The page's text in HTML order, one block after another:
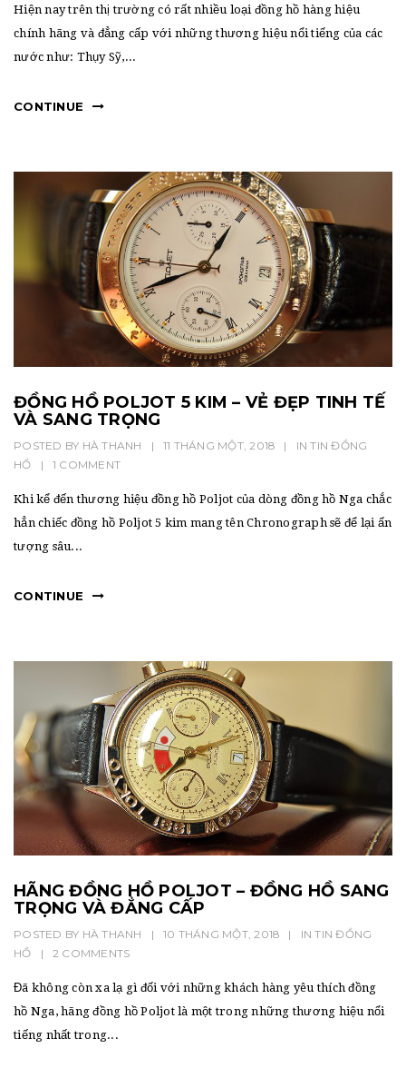
Hiện nay trên thị trường có rất nhiều loại đồng hồ hàng hiệu
chính hãng và đẳng cấp với những thương hiệu nổi tiếng của các
nước như: Thụy Sỹ,...
CONTINUE
ĐỒNG HỒ POLJOT 5 KIM – VẺ ĐẸP TINH TẾ
VÀ SANG TRỌNG
POSTED BY HÀ THANH | 11 THÁNG MỘT, 2018 | INTIN ĐỒNG
HỒ
| 1 COMMENT
Khi kể đến thương hiệu đồng hồ Poljot của dòng đồng hồ Nga chắc
hẳn chiếc đồng hồ Poljot 5 kim mang tên Chronograph sẽ để lại ấn
tượng sâu...
CONTINUE
HÃNG ĐỒNG HỒ POLJOT – ĐỒNG HỒ SANG
TRỌNG VÀ ĐẲNG CẤP
POSTED BY HÀ THANH | 10 THÁNG MỘT, 2018 | INTIN ĐỒNG
HỒ
| 2 COMMENTS
Đã không còn xa lạ gì đối với những khách hàng yêu thích đồng
hồ Nga, hãng đồng hồ Poljot là một trong những thương hiệu nổi
tiếng nhất trong...